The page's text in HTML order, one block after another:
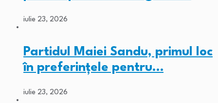
iulie 23, 2026
Partidul Maiei Sandu, primul loc
în preferințele pentru…
iulie 23, 2026